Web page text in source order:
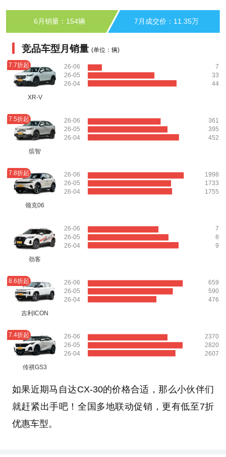
6月销量：154辆 7月成交价：11.35万
竞品车型月销量 (单位：辆)
7.7折起
XR-V
26-06
26-05
26-04
7
33
44
7.5折起
缤智
26-06
26-05
26-04
361
395
452
7.8折起
领克06
26-06
26-05
26-04
1998
1733
1755
劲客
26-06
26-05
26-04
7
8
9
8.6折起
吉利ICON
26-06
26-05
26-04
659
590
476
7.4折起
传祺GS3
26-06
26-05
26-04
2370
2820
2607
如果近期马自达CX-30的价格合适，那么小伙伴们
就赶紧出手吧！全国多地联动促销，更有低至7折
优惠车型。